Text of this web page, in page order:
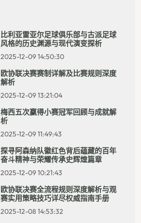
比利亚雷亚尔足球俱乐部与古派足球
风格的历史渊源与现代演变探析
2025-12-09 14:50:30
欧协联决赛赛制详解及比赛规则深度
解析
2025-12-09 13:21:04
梅西五次赢得小赛冠军回顾与成就解
析
2025-12-09 11:49:43
探寻阿森纳队徽红色背后蕴藏的百年
奋斗精神与荣耀传承史辉煌篇章
2025-12-09 10:21:43
欧协联决赛全流程规则深度解析与观
赛实用策略技巧详尽权威指南手册
2025-12-08 14:53:32